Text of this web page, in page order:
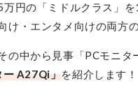
万円の「ミドルクラス」
け・エンタメ向けの両方
の中から見事「PCモニ
ー A27Qi」を紹介します！